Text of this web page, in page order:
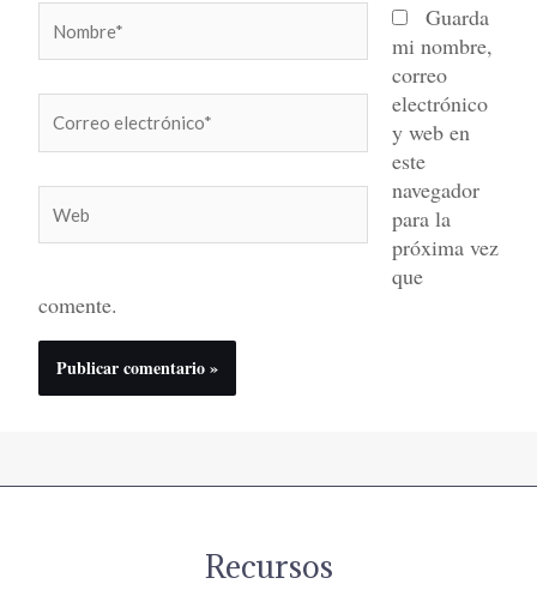
electrónico*
Guarda
mi nombre,
correo
electrónico
y web en
este
navegador
para la
próxima vez
que
comente.
Recursos